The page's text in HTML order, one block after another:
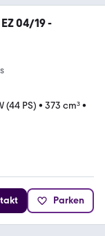
04/19 -
(44 PS) • 373 cm³•
Parken